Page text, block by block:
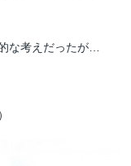
な考えだったが…